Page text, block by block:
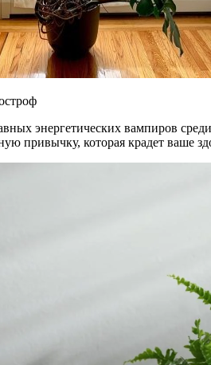
энергетических вампиров
привычку, которая крадет ваше